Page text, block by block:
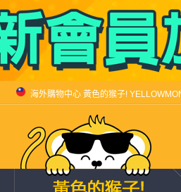
海外購物中心 黃色的猴子!